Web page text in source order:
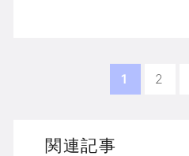
1 2
関連記事